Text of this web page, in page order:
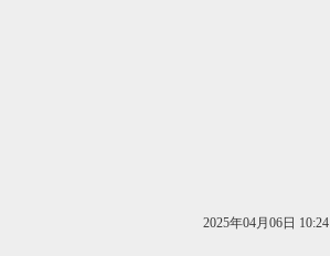
2025年04月06日 10:24